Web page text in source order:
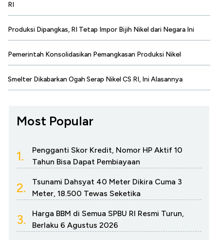
RI
Produksi Dipangkas, RI Tetap Impor Bijih Nikel dari Negara Ini
Pemerintah Konsolidasikan Pemangkasan Produksi Nikel
Smelter Dikabarkan Ogah Serap Nikel CS RI, Ini Alasannya
Most Popular
1.
Pengganti Skor Kredit, Nomor HP Aktif 10
Tahun Bisa Dapat Pembiayaan
2.
Tsunami Dahsyat 40 Meter Dikira Cuma 3
Meter, 18.500 Tewas Seketika
3.
Harga BBM di Semua SPBU RI Resmi Turun,
Berlaku 6 Agustus 2026